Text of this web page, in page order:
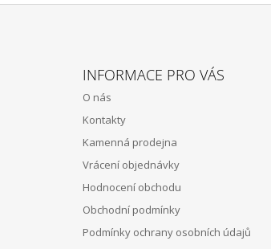
INFORMACE PRO VÁS
O nás
Kontakty
Kamenná prodejna
Vrácení objednávky
Hodnocení obchodu
Obchodní podmínky
Podmínky ochrany osobních údajů